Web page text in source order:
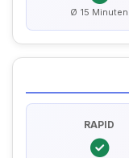
Ø 15 Minuten
RAPID